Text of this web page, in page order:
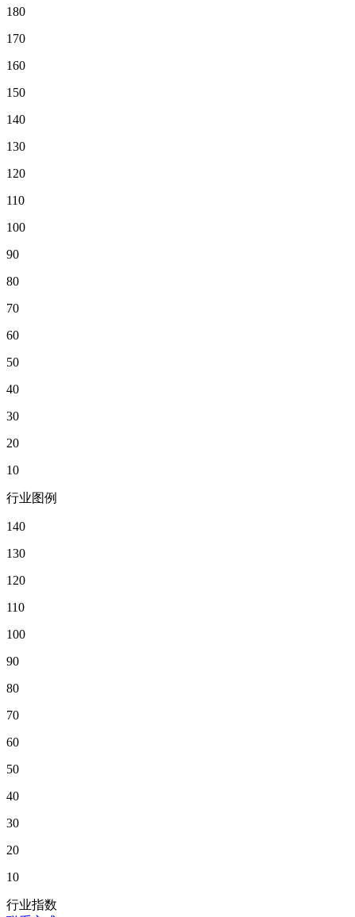
180
170
160
150
140
130
120
110
100
90
80
70
60
50
40
30
20
10
行业图例
140
130
120
110
100
90
80
70
60
50
40
30
20
10
行业指数